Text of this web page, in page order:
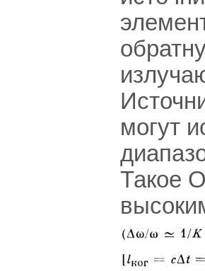
могут
Такое